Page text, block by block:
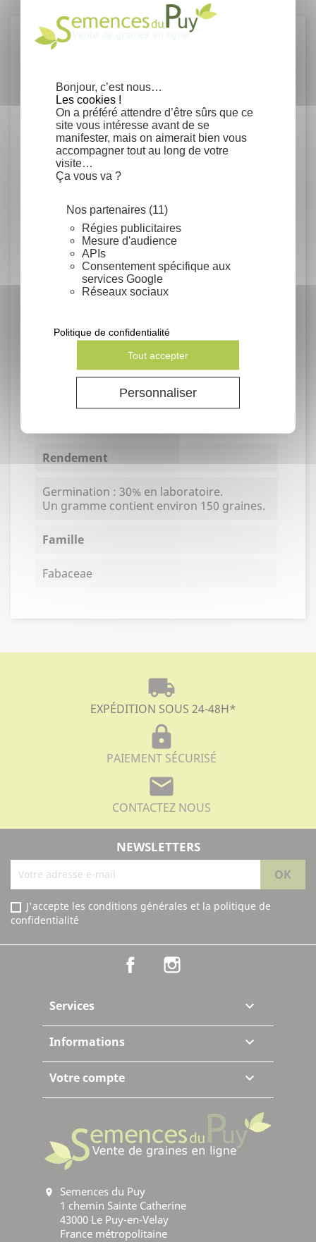
Bonjour, c’est nous…
Les cookies !
On a préféré attendre d’être sûrs que ce
site vous intéresse avant de se
manifester, mais on aimerait bien vous
accompagner tout au long de votre
visite…
Ça vous va ?
Nos partenaires (11)
Régies publicitaires
Mesure d'audience
APIs
Consentement spécifique aux
services Google
Réseaux sociaux
Tout accepter
Personnaliser
Politique de confidentialité
Détails du produit
Fiche technique
Conseils de semis
Trempage des graines pendant 24h. Semis
en coffre dans un mélange à parts égales
de sable/terreau/tourbe au début du
semis humide.
Rusticité
Résistant à la sècheresse
Très rustique, jusqu'à -15°C et plus
Conditionnement
Rendement
Germination : 30% en laboratoire.
Un gramme contient environ 150 graines.
Famille
Fabaceae
local_shipping
EXPÉDITION SOUS 24-48H*
lock
PAIEMENT SÉCURISÉ
mail
CONTACTEZ NOUS
NEWSLETTERS
J'accepte les conditions générales et la politique de
confidentialité
Facebook
Services 
Informations 
Votre compte 
location_on
Semences du Puy
1 chemin Sainte Catherine
43000 Le Puy-en-Velay
France métropolitaine